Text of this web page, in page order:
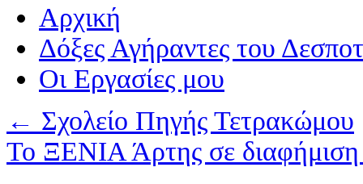
Αρχική
Δόξες Αγήραντες του
Οι Eργασίες μου
← Σχολείο Πηγής Τετρακώμου
Το ΞΕΝΙΑ Άρτης σε